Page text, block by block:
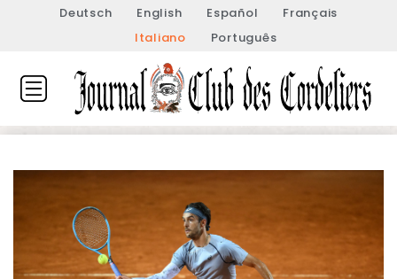
Deutsch English Español
Français
Italiano
Português